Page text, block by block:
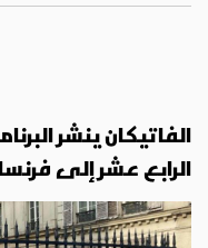
الفاتيكان ينشر
الرابع عشر إلى